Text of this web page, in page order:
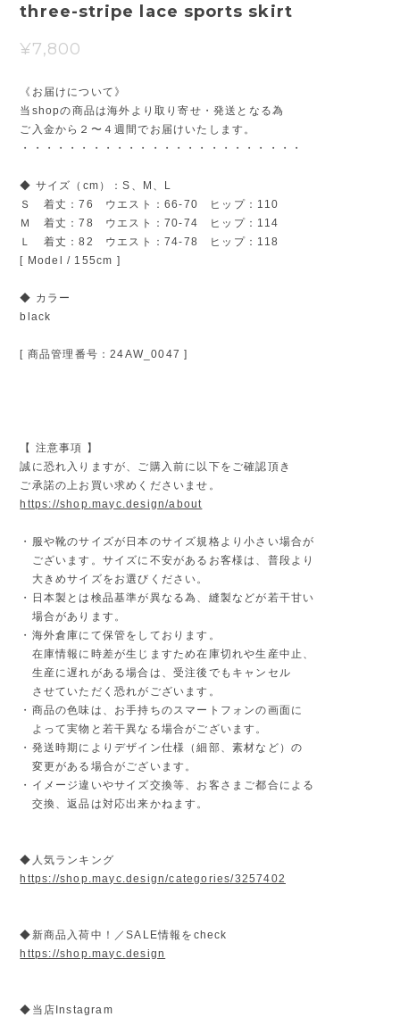
three-stripe lace sports skirt
¥7,800
《お届けについて》
当shopの商品は海外より取り寄せ・発送となる為
ご入金から２〜４週間でお届けいたします。
・・・・・・・・・・・・・・・・・・・・・・・・
◆ サイズ（cm）：S、M、L
Ｓ 着丈：76 ウエスト：66-70 ヒップ：110
Ｍ 着丈：78 ウエスト：70-74 ヒップ：114
Ｌ 着丈：82 ウエスト：74-78 ヒップ：118
[ Model / 155cm ]
◆ カラー
black
[ 商品管理番号：24AW_0047 ]
【 注意事項 】
誠に恐れ入りますが、ご購入前に以下をご確認頂き
ご承諾の上お買い求めくださいませ。
https://shop.mayc.design/about
・服や靴のサイズが日本のサイズ規格より小さい場合が
ございます。サイズに不安があるお客様は、普段より
大きめサイズをお選びください。
・日本製とは検品基準が異なる為、縫製などが若干甘い
場合があります。
・海外倉庫にて保管をしております。
在庫情報に時差が生じますため在庫切れや生産中止、
生産に遅れがある場合は、受注後でもキャンセル
させていただく恐れがございます。
・商品の色味は、お手持ちのスマートフォンの画面に
よって実物と若干異なる場合がございます。
・発送時期によりデザイン仕様（細部、素材など）の
変更がある場合がございます。
・イメージ違いやサイズ交換等、お客さまご都合による
交換、返品は対応出来かねます。
◆人気ランキング
https://shop.mayc.design/categories/3257402
◆新商品入荷中！／SALE情報をcheck
https://shop.mayc.design
◆当店Instagram